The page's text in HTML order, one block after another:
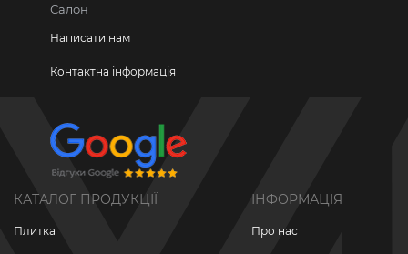
Салон
Написати нам
Контактна інформація
КАТАЛОГ ПРОДУКЦІЇ
Плитка
ІНФОРМАЦІЯ
Про нас